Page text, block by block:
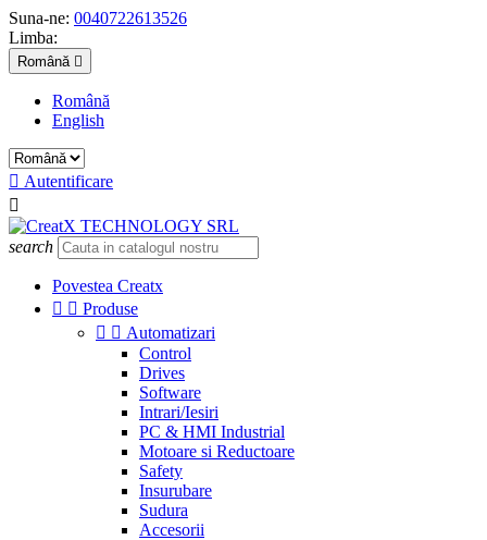
Suna-ne: 0040722613526
Limba:
Română 
Română
English
 Autentificare

search
Povestea Creatx
  Produse
  Automatizari
Control
Drives
Software
Intrari/Iesiri
PC & HMI Industrial
Motoare si Reductoare
Safety
Insurubare
Sudura
Accesorii